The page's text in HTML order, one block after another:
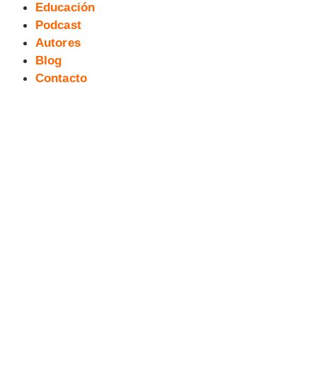
Educación
Podcast
Autores
Blog
Contacto